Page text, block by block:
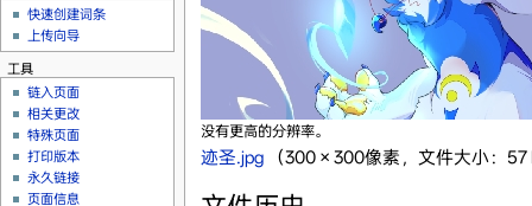
没有更高的分辨率。
迹圣.jpg‎ （300 × 300像素，文件大小：
快速创建词条
上传向导
工具
链入页面
相关更改
特殊页面
打印版本
永久链接
页面信息